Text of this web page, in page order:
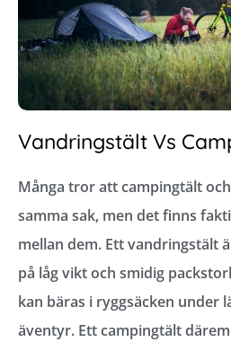
Vandringstält Vs
Många tror att campingtält
samma sak, men det finns
mellan dem. Ett vandringstält
på låg vikt och smidig
kan bäras i ryggsäcken under
äventyr. Ett campingtält